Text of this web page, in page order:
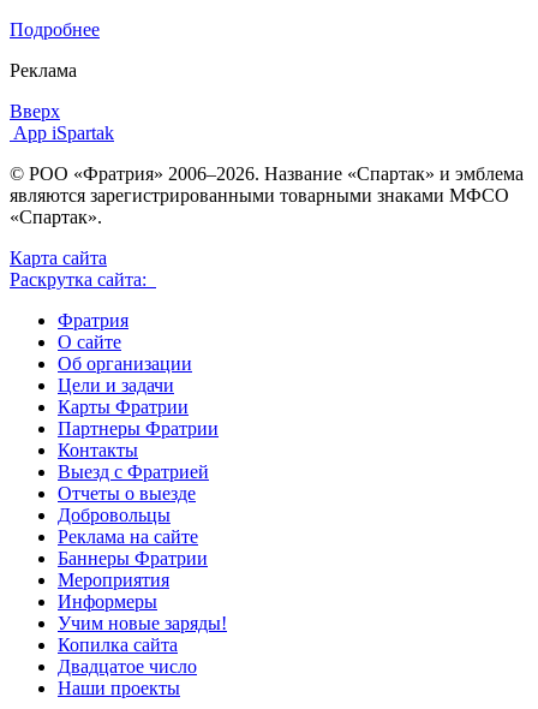
Подробнее
Реклама
Вверх
App iSpartak
© РОО «Фратрия» 2006–2026. Название «Спартак» и эмблема
являются зарегистрированными товарными знаками МФСО
«Спартак».
Карта сайта
Раскрутка сайта:
Фратрия
О сайте
Об организации
Цели и задачи
Карты Фратрии
Партнеры Фратрии
Контакты
Выезд с Фратрией
Отчеты о выезде
Добровольцы
Реклама на сайте
Баннеры Фратрии
Мероприятия
Информеры
Учим новые заряды!
Копилка сайта
Двадцатое число
Наши проекты